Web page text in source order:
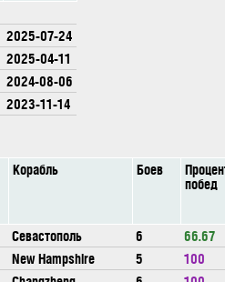
2025-07-24
2025-04-11
2024-08-06
2023-11-14
Корабль Боев
побед
Севастополь 6
66.67
New Hampshire 5
100